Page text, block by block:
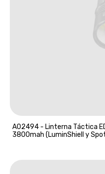
A02494 - Linterna Táctica
3800mah (LuminShiell y